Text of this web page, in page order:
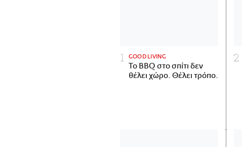
GOOD LIVING
Το BBQ στο σπίτι δεν
θέλει χώρο. Θέλει τρόπο.